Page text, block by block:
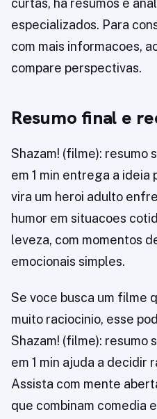
curtas, ha resumos e
especializados. Para
com mais informacoes,
compare perspectivas.
Resumo final e
Shazam! (filme): resumo
em 1 min entrega a ideia
vira um heroi adulto
humor em situacoes
leveza, com momentos
emocionais simples.
Se voce busca um filme
muito raciocinio, esse
Shazam! (filme): resumo
em 1 min ajuda a decidir
Assista com mente
que combinam comedia